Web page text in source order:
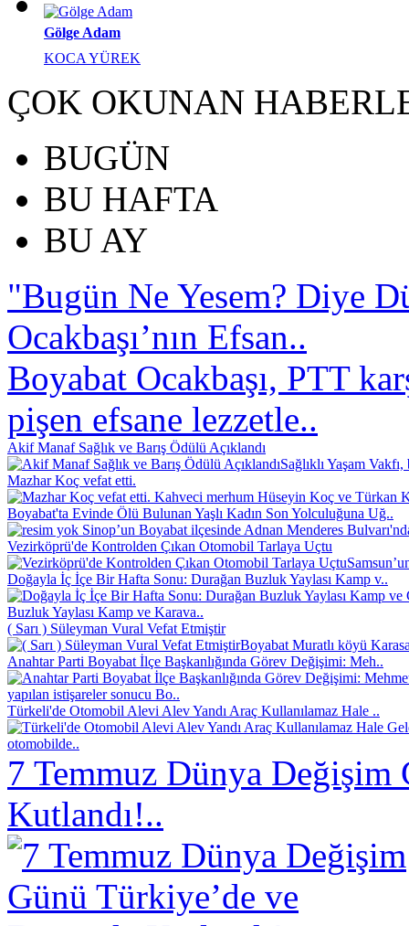
Gölge Adam
KOCA YÜREK
ÇOK OKUNAN
BUGÜN
BU HAFTA
BU AY
"Bugün Ne Yesem? Diye
Ocakbaşı’nın Efsan..
Boyabat Ocakbaşı, PTT
pişen efsane lezzetle..
Akif Manaf Sağlık ve Barış Ödülü Açıklandı
Sağlıklı Yaşam
Mazhar Koç vefat etti.
Kahveci merhum Hüseyin Koç ve Türkan
Boyabat'ta Evinde Ölü Bulunan Yaşlı Kadın Son Yolculuğuna Uğ..
Sinop’un Boyabat ilçesinde Adnan Menderes
Vezirköprü'de Kontrolden Çıkan Otomobil Tarlaya Uçtu
Doğayla İç İçe Bir Hafta Sonu: Durağan Buzluk Yaylası Kamp v..
Buzluk Yaylası Kamp ve Karava..
( Sarı ) Süleyman Vural Vefat Etmiştir
Boyabat Muratlı köyü
Anahtar Parti Boyabat İlçe Başkanlığında Görev Değişimi: Meh..
yapılan istişareler sonucu Bo..
Türkeli'de Otomobil Alevi Alev Yandı Araç Kullanılamaz Hale ..
otomobilde..
7 Temmuz Dünya Değişim
Kutlandı!..